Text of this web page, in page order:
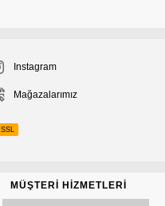
Instagram
Mağazalarımız
MÜŞTERI HIZMETLERI